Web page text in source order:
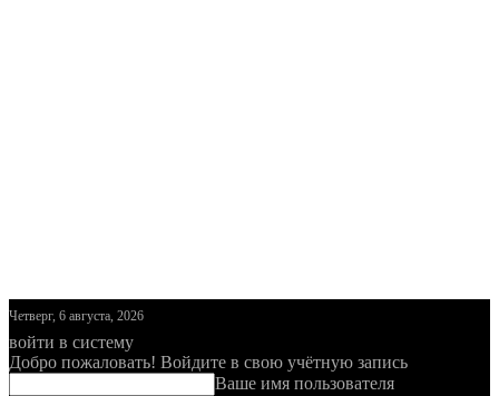
Четверг, 6 августа, 2026
войти в систему
Добро пожаловать! Войдите в свою учётную запись
Ваше имя пользователя